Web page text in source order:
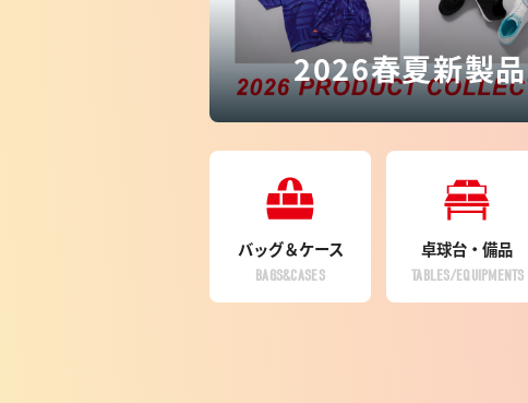
2026春夏新製品
バッグ＆ケース
BAGS&CASES
卓球台・備品
TABLES/EQUIPMENTS